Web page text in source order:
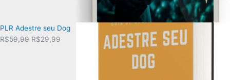
PLR Adestre seu Dog
R$59,99 O
R$29,99